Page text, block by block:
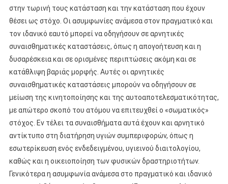
στην τωρινή τους κατάσταση και την κατάσταση που έχουν
θέσει ως στόχο. Οι ασυμφωνίες ανάμεσα στον πραγματικό και
τον ιδανικό εαυτό μπορεί να οδηγήσουν σε αρνητικές
συναισθηματικές καταστάσεις, όπως η απογοήτευση και η
δυσαρέσκεια και σε ορισμένες περιπτώσεις ακόμη και σε
κατάθλιψη βαριάς μορφής. Αυτές οι αρνητικές
συναισθηματικές καταστάσεις μπορούν να οδηγήσουν σε
μείωση της κινητοποίησης και της αυτοαποτελεσματικότητας,
με απώτερο σκοπό του ατόμου να επιτευχθεί ο «σωματικός»
στόχος. Εν τέλει τα συναισθήματα αυτά έχουν και αρνητικό
αντίκτυπο στη διατήρηση υγιών συμπεριφορών, όπως η
εσωτερίκευση ενός ενδεδειγμένου, υγιεινού διαιτολογίου,
καθώς και η οικειοποίηση των φυσικών δραστηριοτήτων.
Γενικότερα η ασυμφωνία ανάμεσα στο πραγματικό και ιδανικό